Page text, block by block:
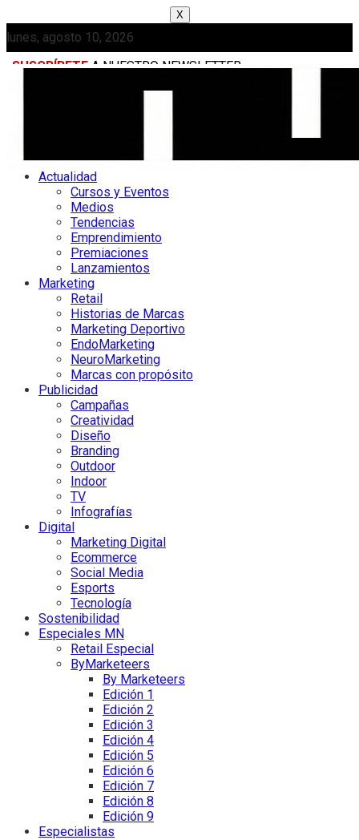
X
lunes, agosto 10, 2026
SUSCRÍBETE A NUESTRO NEWSLETTER
Actualidad
Cursos y Eventos
Medios
Tendencias
Emprendimiento
Premiaciones
Lanzamientos
Marketing
Retail
Historias de Marcas
Marketing Deportivo
EndoMarketing
NeuroMarketing
Marcas con propósito
Publicidad
Campañas
Creatividad
Diseño
Branding
Outdoor
Indoor
TV
Infografías
Digital
Marketing Digital
Ecommerce
Social Media
Esports
Tecnología
Sostenibilidad
Especiales MN
Retail Especial
ByMarketeers
By Marketeers
Edición 1
Edición 2
Edición 3
Edición 4
Edición 5
Edición 6
Edición 7
Edición 8
Edición 9
Especialistas